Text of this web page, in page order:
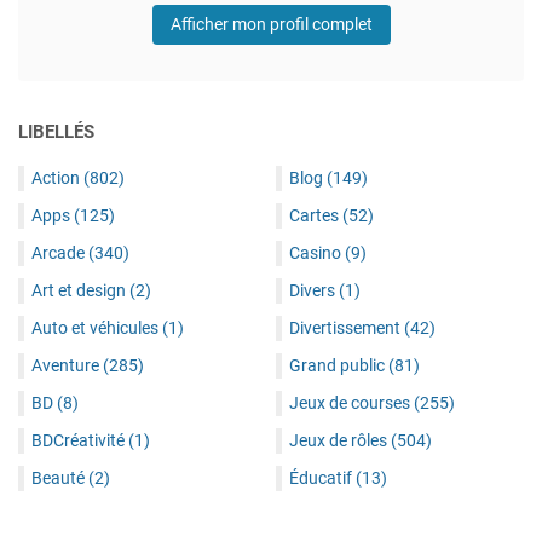
Afficher mon profil complet
LIBELLÉS
Action (802)
Apps (125)
Arcade (340)
Art et design (2)
Auto et véhicules (1)
Aventure (285)
BD (8)
BDCréativité (1)
Beauté (2)
Blog (149)
Cartes (52)
Casino (9)
Divers (1)
Divertissement (42)
Grand public (81)
Jeux de courses (255)
Jeux de rôles (504)
Éducatif (13)